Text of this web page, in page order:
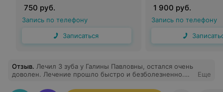
750 руб.
Запись по телефону
Записаться
1 900 руб.
Запись по телефону
Отзыв. Лечил 3 зуба у Галины Павловны, остался очень
доволен. Лечение прошло быстро и безболезненно.
Еще